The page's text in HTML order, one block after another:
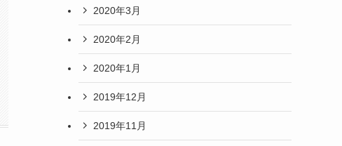
2020年3月
2020年2月
2020年1月
2019年12月
2019年11月